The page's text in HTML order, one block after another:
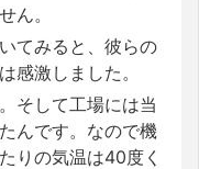
ん。
てみると、彼らの
感激しました。
そして工場には当
んです。なので機
りの気温は40度く